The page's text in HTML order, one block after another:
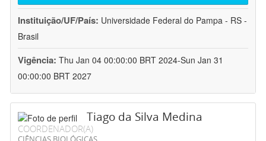
Instituição/UF/País: Universidade Federal do Pampa - RS -
Brasil
Vigência: Thu Jan 04 00:00:00 BRT 2024-Sun Jan 31
00:00:00 BRT 2027
Tiago da Silva Medina
COORDENADOR(A)